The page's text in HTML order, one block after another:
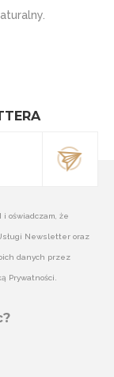
oświadczam, że
Newsletter oraz
danych przez
Prywatności.